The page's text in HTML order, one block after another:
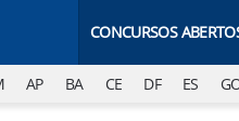
CONCURSOS
AP BA CE DF ES